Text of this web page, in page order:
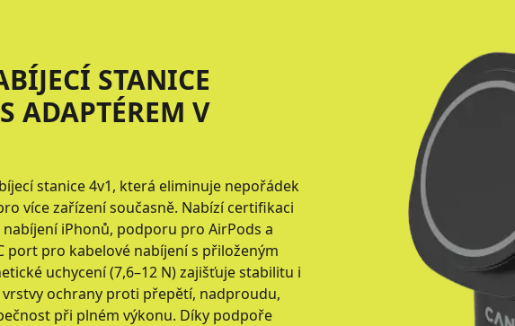
STANICE
ADAPTÉREM V
stanice 4v1, která eliminuje nepořádek
více zařízení současně. Nabízí certifikaci
iPhonů, podporu pro AirPods a
port pro kabelové nabíjení s přiloženým
uchycení (7,6–12 N) zajišťuje stabilitu i
ochrany proti přepětí, nadproudu,
při plném výkonu. Díky podpoře